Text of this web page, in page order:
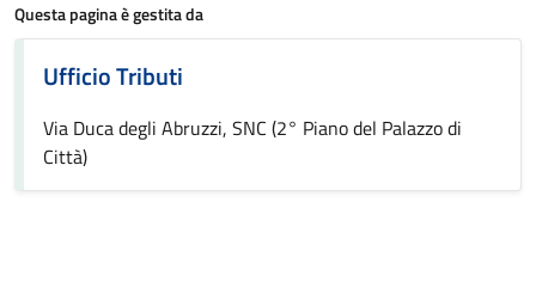
Questa pagina è gestita da
Ufficio Tributi
Via Duca degli Abruzzi, SNC (2° Piano del Palazzo di
Città)